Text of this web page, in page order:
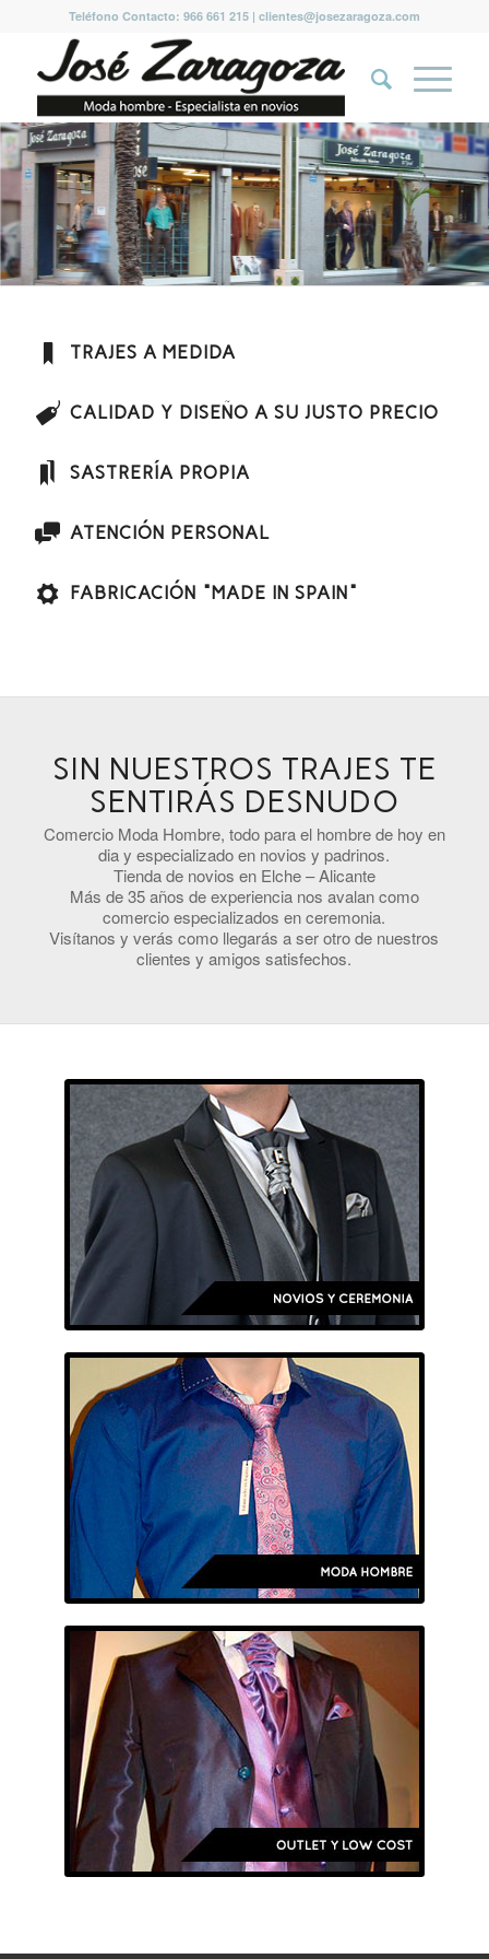
Teléfono Contacto: 966 661 215 | clientes@josezaragoza.com
TRAJES A MEDIDA
CALIDAD Y DISEÑO A SU JUSTO PRECIO
SASTRERÍA PROPIA
ATENCIÓN PERSONAL
FABRICACIÓN "MADE IN SPAIN"
SIN NUESTROS TRAJES TE
SENTIRÁS DESNUDO
Comercio Moda Hombre, todo para el hombre de hoy en
dia y especializado en novios y padrinos.
Tienda de novios en Elche – Alicante
Más de 35 años de experiencia nos avalan como
comercio especializados en ceremonia.
Visítanos y verás como llegarás a ser otro de nuestros
clientes y amigos satisfechos.